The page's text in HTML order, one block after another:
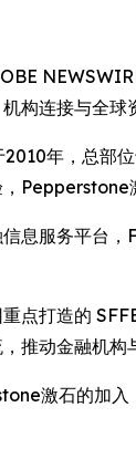
构连接与全球
年，总部
Pepperstone
息服务平台
点打造的
推动金融机构
激石的加入